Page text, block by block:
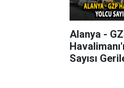
Alanya -
Sayısı